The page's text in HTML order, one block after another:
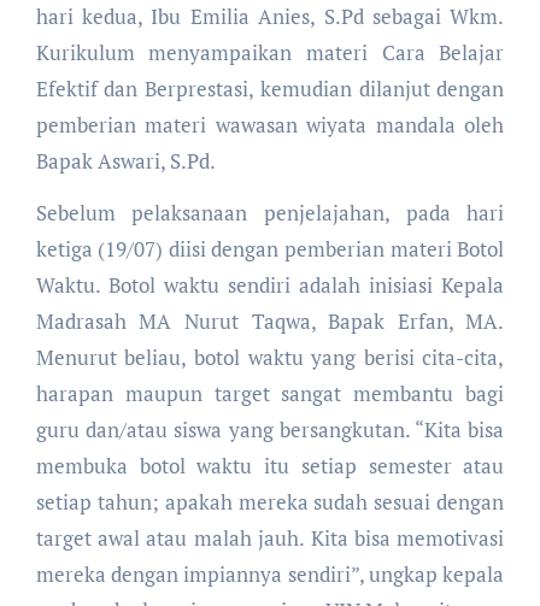
hari kedua, Ibu Emilia Anies, S.Pd sebagai Wkm.
Kurikulum menyampaikan materi Cara Belajar
Efektif dan Berprestasi, kemudian dilanjut dengan
pemberian materi wawasan wiyata mandala oleh
Bapak Aswari, S.Pd.
Sebelum pelaksanaan penjelajahan, pada hari
ketiga (19/07) diisi dengan pemberian materi Botol
Waktu. Botol waktu sendiri adalah inisiasi Kepala
Madrasah MA Nurut Taqwa, Bapak Erfan, MA.
Menurut beliau, botol waktu yang berisi cita-cita,
harapan maupun target sangat membantu bagi
guru dan/atau siswa yang bersangkutan. “Kita bisa
membuka botol waktu itu setiap semester atau
setiap tahun; apakah mereka sudah sesuai dengan
target awal atau malah jauh. Kita bisa memotivasi
mereka dengan impiannya sendiri”, ungkap kepala